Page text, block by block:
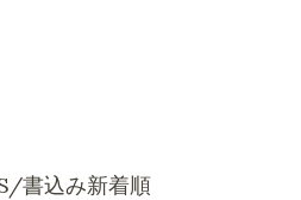
書込み新着順